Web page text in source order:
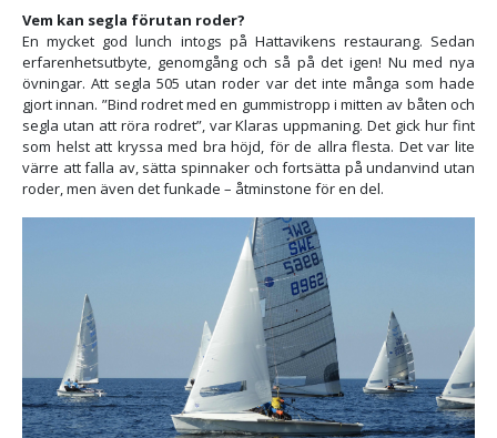
Vem kan segla förutan roder?
En mycket god lunch intogs på Hattavikens restaurang. Sedan
erfarenhetsutbyte, genomgång och så på det igen! Nu med nya
övningar. Att segla 505 utan roder var det inte många som hade
gjort innan. ”Bind rodret med en gummistropp i mitten av båten och
segla utan att röra rodret”, var Klaras uppmaning. Det gick hur fint
som helst att kryssa med bra höjd, för de allra flesta. Det var lite
värre att falla av, sätta spinnaker och fortsätta på undanvind utan
roder, men även det funkade – åtminstone för en del.